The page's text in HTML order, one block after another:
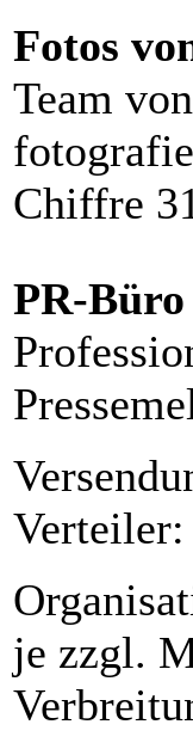
Fotos
Team
Chiffre
PR-
je zzgl.